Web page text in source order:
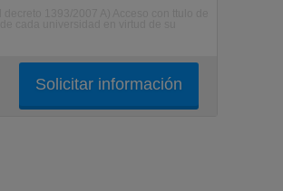
Solicitar información